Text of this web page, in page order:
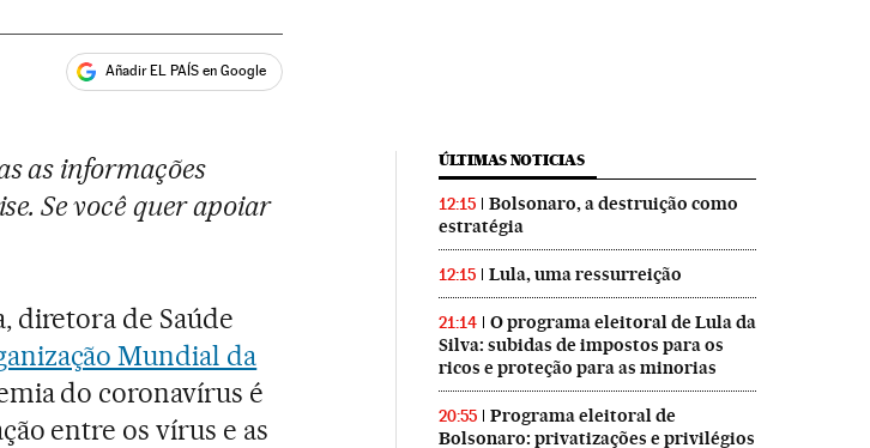
Añadir EL PAÍS en Google
as informações
Se você quer apoiar
diretora de Saúde
Mundial da
do coronavírus é
entre os vírus e as
ÚLTIMAS NOTICIAS
12:15
Bolsonaro, a destruição como
estratégia
12:15 Lula, uma ressurreição
21:14
O programa eleitoral de Lula da
Silva: subidas de impostos para os
ricos e proteção para as minorias
20:55
Programa eleitoral de
Bolsonaro: privatizações e privilégios